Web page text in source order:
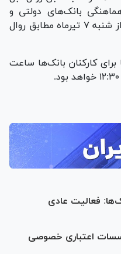
بانک‌های دولتی و
نیمه دولتی، ساعت کاری بانک‌ها از شنبه ۷ تیرماه مطابق روال
کارکنان بانک‌ها ساعت
فعالیت عادی
اعتباری خصوصی